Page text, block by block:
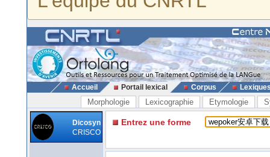
Accueil Portail lexical Corpus
Morphologie Lexicographie Etymologie
Dicosyn
CRISCO
Entrez une forme